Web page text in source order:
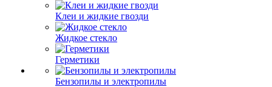
Клеи и жидкие гвозди
Жидкое стекло
Герметики
Бензопилы и электропилы